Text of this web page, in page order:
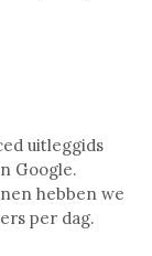
uitleggids
Google.
hebben we
per dag.